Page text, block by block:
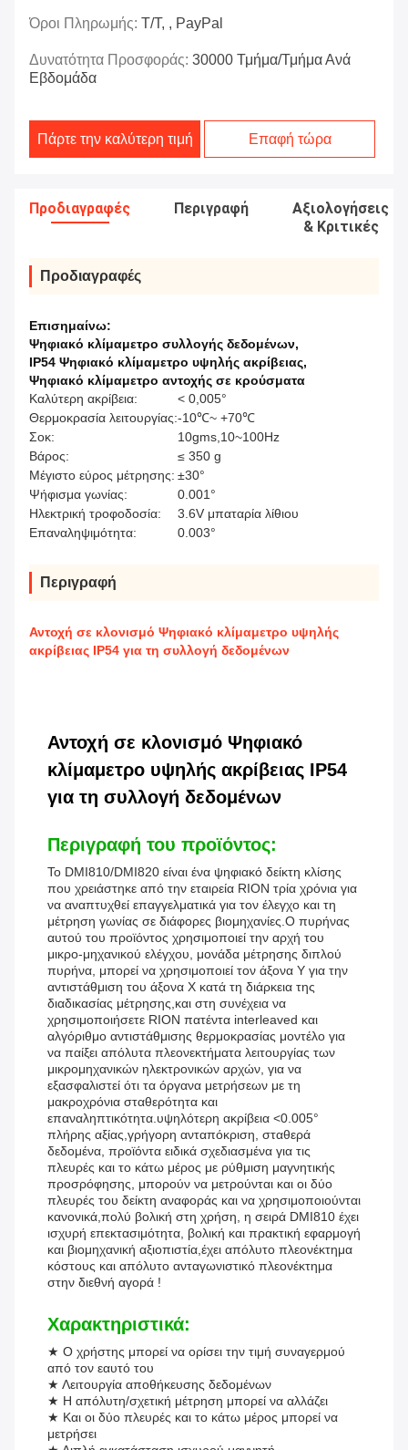
Όροι Πληρωμής: T/T, , PayPal
Δυνατότητα Προσφοράς: 30000 Τμήμα/Τμήμα Ανά
Εβδομάδα
Πάρτε την καλύτερη τιμή Επαφή τώρα
Προδιαγραφές Περιγραφή
Αξιολογήσεις
& Κριτικές
Προδιαγραφές
Επισημαίνω:
Ψηφιακό κλίμαμετρο συλλογής δεδομένων,
IP54 Ψηφιακό κλίμαμετρο υψηλής ακρίβειας,
Ψηφιακό κλίμαμετρο αντοχής σε κρούσματα
Καλύτερη ακρίβεια:
< 0,005°
Θερμοκρασία λειτουργίας:-10℃~ +70℃
Σοκ:
10gms,10~100Hz
Βάρος:
≤ 350 g
Μέγιστο εύρος μέτρησης: ±30°
Ψήφισμα γωνίας:
0.001°
Ηλεκτρική τροφοδοσία:
3.6V μπαταρία λίθιου
Επαναληψιμότητα:
0.003°
Περιγραφή
Αντοχή σε κλονισμό Ψηφιακό κλίμαμετρο υψηλής
ακρίβειας IP54 για τη συλλογή δεδομένων
Αντοχή σε κλονισμό Ψηφιακό
κλίμαμετρο υψηλής ακρίβειας IP54
για τη συλλογή δεδομένων
Περιγραφή του προϊόντος:
Το DMI810/DMI820 είναι ένα ψηφιακό δείκτη κλίσης
που χρειάστηκε από την εταιρεία RION τρία χρόνια για
να αναπτυχθεί επαγγελματικά για τον έλεγχο και τη
μέτρηση γωνίας σε διάφορες βιομηχανίες.Ο πυρήνας
αυτού του προϊόντος χρησιμοποιεί την αρχή του
μικρο-μηχανικού ελέγχου, μονάδα μέτρησης διπλού
πυρήνα, μπορεί να χρησιμοποιεί τον άξονα Y για την
αντιστάθμιση του άξονα X κατά τη διάρκεια της
διαδικασίας μέτρησης,και στη συνέχεια να
χρησιμοποιήσετε RION πατέντα interleaved και
αλγόριθμο αντιστάθμισης θερμοκρασίας μοντέλο για
να παίξει απόλυτα πλεονεκτήματα λειτουργίας των
μικρομηχανικών ηλεκτρονικών αρχών, για να
εξασφαλιστεί ότι τα όργανα μετρήσεων με τη
μακροχρόνια σταθερότητα και
επαναληπτικότητα.υψηλότερη ακρίβεια <0.005°
πλήρης αξίας,γρήγορη ανταπόκριση, σταθερά
δεδομένα, προϊόντα ειδικά σχεδιασμένα για τις
πλευρές και το κάτω μέρος με ρύθμιση μαγνητικής
προσρόφησης, μπορούν να μετρούνται και οι δύο
πλευρές του δείκτη αναφοράς και να χρησιμοποιούνται
κανονικά,πολύ βολική στη χρήση, η σειρά DMI810 έχει
ισχυρή επεκτασιμότητα, βολική και πρακτική εφαρμογή
και βιομηχανική αξιοπιστία,έχει απόλυτο πλεονέκτημα
κόστους και απόλυτο ανταγωνιστικό πλεονέκτημα
στην διεθνή αγορά !
Χαρακτηριστικά:
★ Ο χρήστης μπορεί να ορίσει την τιμή συναγερμού
από τον εαυτό του
★ Λειτουργία αποθήκευσης δεδομένων
★ Η απόλυτη/σχετική μέτρηση μπορεί να αλλάζει
★ Και οι δύο πλευρές και το κάτω μέρος μπορεί να
μετρήσει